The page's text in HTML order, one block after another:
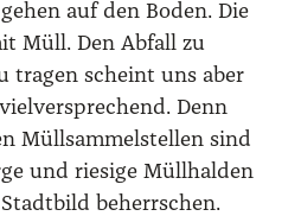
auf den Boden. Die
Müll. Den Abfall zu
tra­gen scheint uns aber
Denn
Müll­sam­mel­stel­len sind
und rie­si­ge Müll­hal­den
beherr­schen.